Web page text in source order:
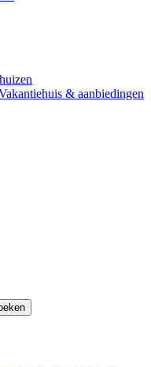
& aanbiedingen